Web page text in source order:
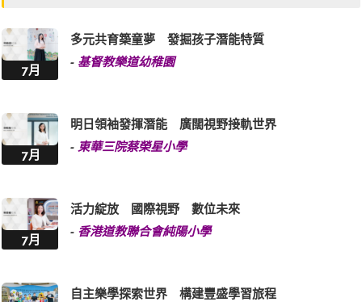
7月
多元共育築童夢 發掘孩子潛能特質
- 基督教樂道幼稚園
7月
明日領袖發揮潛能 廣闊視野接軌世界
- 東華三院蔡榮星小學
7月
活力綻放 國際視野 數位未來
- 香港道教聯合會純陽小學
自主樂學探索世界 構建豐盛學習旅程